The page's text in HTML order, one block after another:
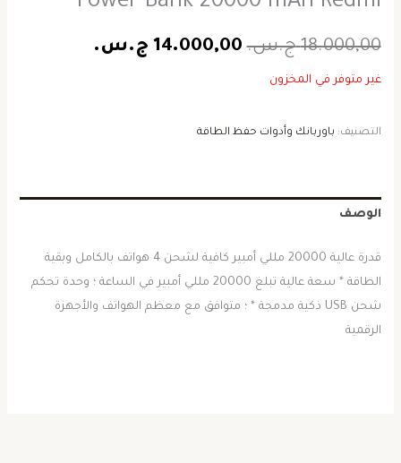
18.000,00 ج.س. 14.000,00 ج.س.
غير متوفر في المخزون
التصنيف: باوربانك وأدوات حفظ الطاقة
الوصف
قدرة عالية 20000 مللي أمبير كافية لشحن 4 هواتف بالكامل وبقية
الطاقة * سعة عالية تبلغ 20000 مللي أمبير في الساعة ؛ وحدة تحكم
شحن USB ذكية مدمجة * ؛ متوافق مع معظم الهواتف والأجهزة
الرقمية